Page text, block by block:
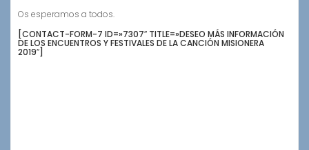
Os esperamos a todos.
[CONTACT-FORM-7 ID=»7307″ TITLE=»DESEO MÁS INFORMACIÓN
DE LOS ENCUENTROS Y FESTIVALES DE LA CANCIÓN MISIONERA
2019″]